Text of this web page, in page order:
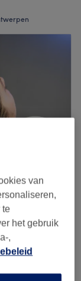
de kaart
van
te
het gebruik
,